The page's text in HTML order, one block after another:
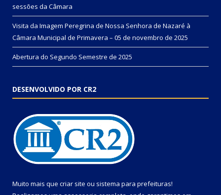
sessões da Câmara
Visita da Imagem Peregrina de Nossa Senhora de Nazaré à
Câmara Municipal de Primavera – 05 de novembro de 2025
Abertura do Segundo Semestre de 2025
DESENVOLVIDO POR CR2
Muito mais que criar site ou sistema para prefeituras!